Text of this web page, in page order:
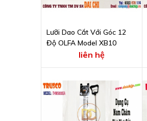
Lưỡi Dao Cắt Với Góc 12
Độ OLFA Model XB10
liên hệ